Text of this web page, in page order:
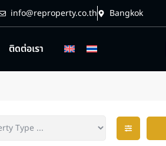
info@reproperty.co.th Bangkok
ติดต่อเรา